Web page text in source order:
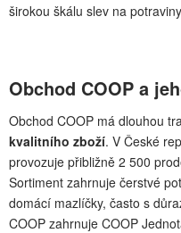
širokou škálu slev na
Obchod COOP a
Obchod COOP má dlouhou
kvalitního zboží. V České
provozuje přibližně 2 500
Sortiment zahrnuje čerstvé
domácí mazlíčky, často s
COOP zahrnuje COOP